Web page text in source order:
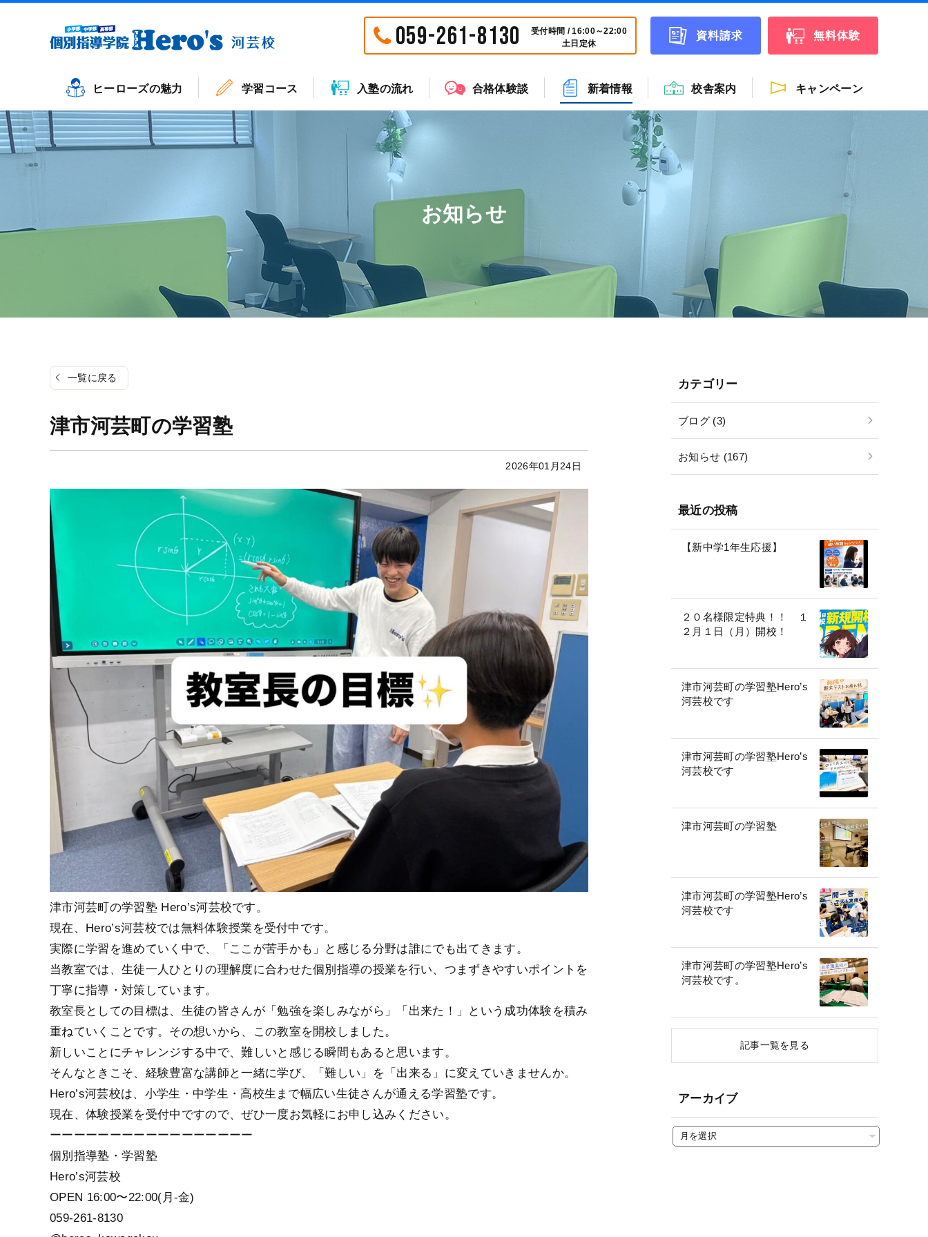
059-261-8130
受付時間 / 16:00～22:00
土日定休
資料請求 無料体験
ヒーローズの魅力 学習コース 入塾の流れ 合格体験談 新着情報 校舎案内 キャンペーン
お知らせ
一覧に戻る
津市河芸町の学習塾
2026年01月24日
津市河芸町の学習塾 Hero’s河芸校です。
現在、Hero’s河芸校では無料体験授業を受付中です。
実際に学習を進めていく中で、「ここが苦手かも」と感じる分野は誰にでも出てきます。
当教室では、生徒一人ひとりの理解度に合わせた個別指導の授業を行い、つまずきやすいポイントを
丁寧に指導・対策しています。
教室長としての目標は、生徒の皆さんが「勉強を楽しみながら」「出来た！」という成功体験を積み
重ねていくことです。その想いから、この教室を開校しました。
新しいことにチャレンジする中で、難しいと感じる瞬間もあると思います。
そんなときこそ、経験豊富な講師と一緒に学び、「難しい」を「出来る」に変えていきませんか。
Hero’s河芸校は、小学生・中学生・高校生まで幅広い生徒さんが通える学習塾です。
現在、体験授業を受付中ですので、ぜひ一度お気軽にお申し込みください。
ーーーーーーーーーーーーーーーーー
個別指導塾・学習塾
Hero’s河芸校
OPEN 16:00〜22:00(月-金)
059-261-8130
カテゴリー
ブログ (3)
お知らせ (167)
最近の投稿
【新中学1年生応援】
２０名様限定特典！！ １
２月１日（月）開校！
津市河芸町の学習塾Hero’s
河芸校です
津市河芸町の学習塾Hero’s
河芸校です
津市河芸町の学習塾
津市河芸町の学習塾Hero’s
河芸校です
津市河芸町の学習塾Hero’s
河芸校です。
記事一覧を見る
アーカイブ